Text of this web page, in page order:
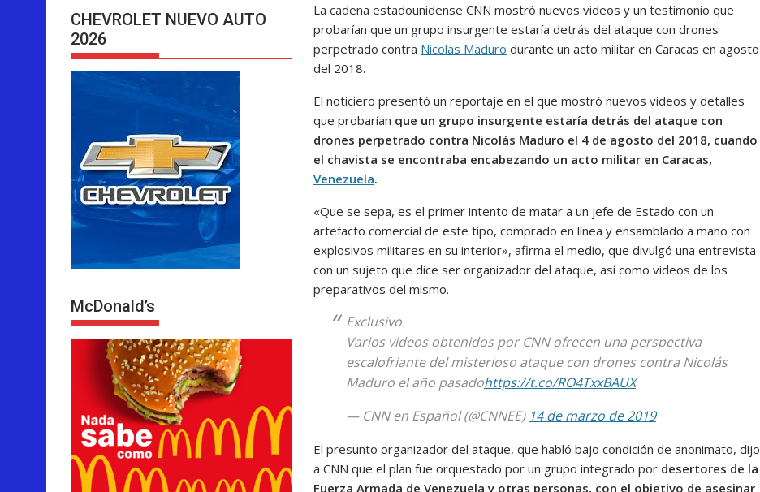
La cadena estadounidense CNN mostró nuevos videos y un testimonio que
probarían que un grupo insurgente estaría detrás del ataque con drones
perpetrado contra Nicolás Maduro durante un acto militar en Caracas en agosto
del 2018.
El noticiero presentó un reportaje en el que mostró nuevos videos y detalles
que probarían que un grupo insurgente estaría detrás del ataque con
drones perpetrado contra Nicolás Maduro el 4 de agosto del 2018, cuando
el chavista se encontraba encabezando un acto militar en Caracas,
Venezuela.
«Que se sepa, es el primer intento de matar a un jefe de Estado con un
artefacto comercial de este tipo, comprado en línea y ensamblado a mano con
explosivos militares en su interior», afirma el medio, que divulgó una entrevista
con un sujeto que dice ser organizador del ataque, así como videos de los
preparativos del mismo.
Exclusivo
Varios videos obtenidos por CNN ofrecen una perspectiva
escalofriante del misterioso ataque con drones contra Nicolás
Maduro el año pasadohttps://t.co/RO4TxxBAUX
— CNN en Español (@CNNEE) 14 de marzo de 2019
El presunto organizador del ataque, que habló bajo condición de anonimato, dijo
a CNN que el plan fue orquestado por un grupo integrado por desertores de la
Fuerza Armada de Venezuela y otras personas, con el objetivo de asesinar
CHEVROLET NUEVO AUTO
2026
McDonald’s